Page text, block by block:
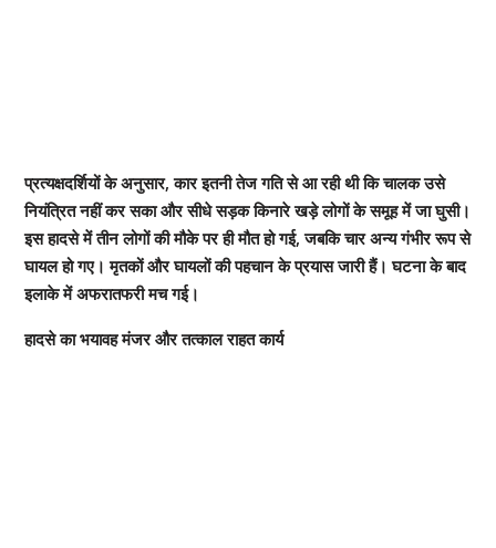
प्रत्यक्षदर्शियों के अनुसार, कार इतनी तेज गति से आ रही थी कि चालक उसे
नियंत्रित नहीं कर सका और सीधे सड़क किनारे खड़े लोगों के समूह में जा घुसी।
इस हादसे में तीन लोगों की मौके पर ही मौत हो गई, जबकि चार अन्य गंभीर रूप से
घायल हो गए। मृतकों और घायलों की पहचान के प्रयास जारी हैं। घटना के बाद
इलाके में अफरातफरी मच गई।
हादसे का भयावह मंजर और तत्काल राहत कार्य